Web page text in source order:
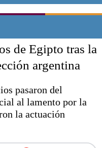
Olímpico
Sur
A
de Egipto tras la
argentina
pasaron del
al lamento por la
la actuación